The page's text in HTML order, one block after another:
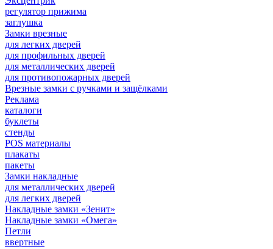
регулятор прижима
заглушка
Замки врезные
для легких дверей
для профильных дверей
для металлических дверей
для противопожарных дверей
Врезные замки с ручками и защёлками
Реклама
каталоги
буклеты
стенды
POS материалы
плакаты
пакеты
Замки накладные
для металлических дверей
для легких дверей
Накладные замки «Зенит»
Накладные замки «Омега»
Петли
ввертные